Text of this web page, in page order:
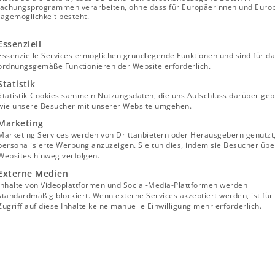
verarbeiten, ohne dass für Europäerinnen und
besteht.
eine Liste der Service-Gruppen, für die eine
Services ermöglichen grundlegende Funktionen und sind für
Funktionieren der Website erforderlich.
Cookies sammeln Nutzungsdaten, die uns Aufschluss darüber
unsere Besucher mit unserer Website umgehen.
Services werden von Drittanbietern oder Herausgebern
Werbung anzuzeigen. Sie tun dies, indem sie Besucher
hinweg verfolgen.
Medien
von Videoplattformen und Social-Media-Plattformen werden
blockiert. Wenn externe Services akzeptiert werden, ist für
auf diese Inhalte keine manuelle Einwilligung mehr erforderlich.